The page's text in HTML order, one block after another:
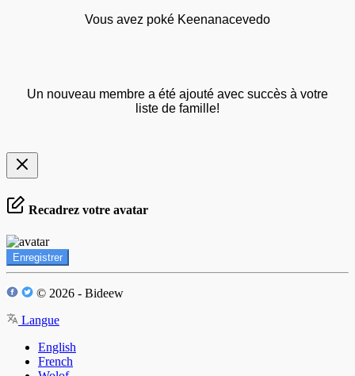
Vous avez poké Keenanacevedo
Un nouveau membre a été ajouté avec succès à votre
liste de famille!
Recadrez votre avatar
Enregistrer
© 2026 - Bideew
Langue
English
French